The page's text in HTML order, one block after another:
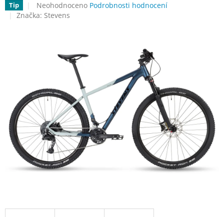
Tip
Průměrné
hodnocení
Neohodnoceno Podrobnosti hodnocení
Značka: Stevens